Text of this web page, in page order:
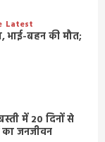
Latest
बहन की मौत;
में 20 दिनों से
का जनजीवन